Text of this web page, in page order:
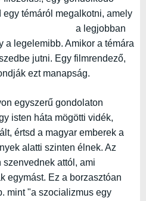
egy témáról megalkotni, amely
a legjobban
a legelemibb. Amikor a témára
jutni. Egy filmrendező,
ezt manapság.
egyszerű gondolaton
isten háta mögötti vidék,
értsd a magyar emberek a
alatti szinten élnek. Az
attól, ami
egymást. Ez a borzasztóan
mint "a szocializmus egy